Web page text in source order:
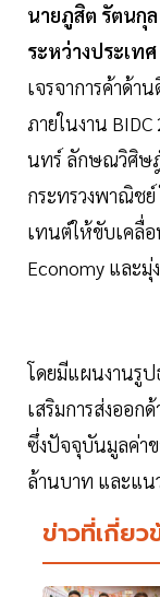
นายภูสิต รัตนกุล
ระหว่างประเท
เจรจาการค้าด้
ภายในงาน
นทร์ ลักษณวิศิษฎ์
กระทรวงพาณิช
เทนต์ให้ขับเคลื่
Economy และมุ่
โดยมีแผนงานรูป
เสริมการส่งออ
ซึ่งปัจจุบันมูลค่า
ล้านบาท และแน
ข่าวที่เกี่ย